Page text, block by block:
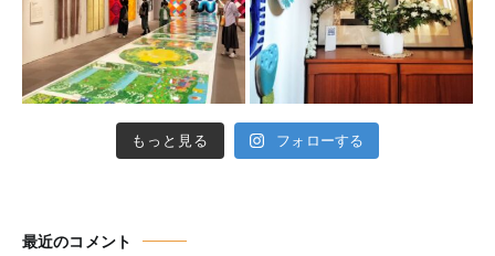
もっと見る フォローする
最近のコメント